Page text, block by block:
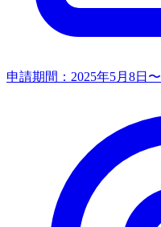
申請期間： 2025年5月8日〜